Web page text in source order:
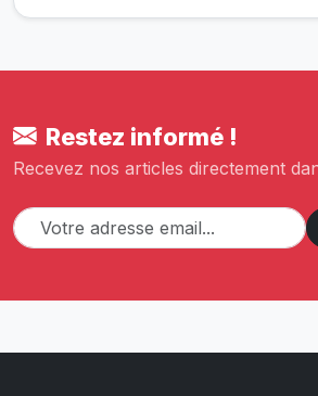
Restez informé !
Recevez nos articles directement